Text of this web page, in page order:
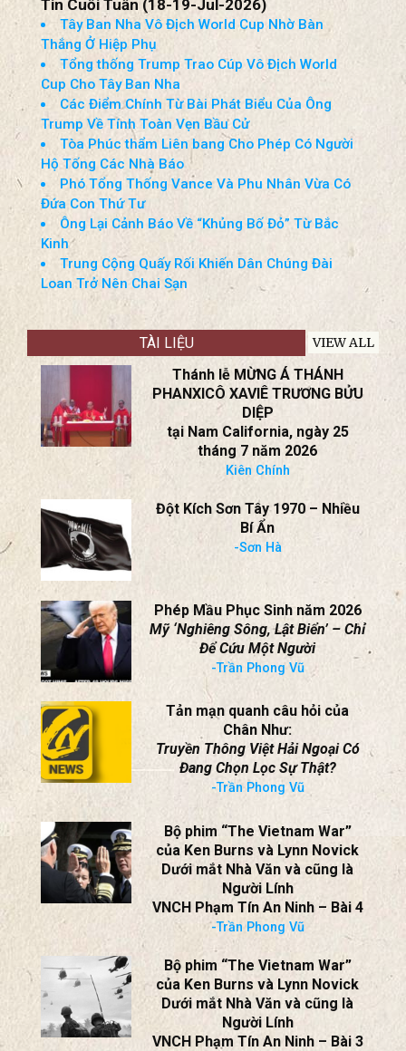
Tin Cuối Tuần (18-19-Jul-2026)
Tây Ban Nha Vô Địch World Cup Nhờ Bàn
Thắng Ở Hiệp Phụ
Tổng thống Trump Trao Cúp Vô Địch World
Cup Cho Tây Ban Nha
Các Điểm Chính Từ Bài Phát Biểu Của Ông
Trump Về Tính Toàn Vẹn Bầu Cử
Tòa Phúc thẩm Liên bang Cho Phép Có Người
Hộ Tống Các Nhà Báo
Phó Tổng Thống Vance Và Phu Nhân Vừa Có
Đứa Con Thứ Tư
Ông Lại Cảnh Báo Về “Khủng Bố Đỏ” Từ Bắc
Kinh
Trung Cộng Quấy Rối Khiến Dân Chúng Đài
Loan Trở Nên Chai Sạn
TÀI LIỆU VIEW ALL
Thánh lễ MỪNG Á THÁNH
PHANXICÔ XAVIÊ TRƯƠNG BỬU
DIỆP
tại Nam California, ngày 25
tháng 7 năm 2026
Kiên Chính
Đột Kích Sơn Tây 1970 – Nhiều
Bí Ẩn
-Sơn Hà
Phép Mầu Phục Sinh năm 2026
Mỹ ‘Nghiêng Sông, Lật Biển’ – Chỉ
Để Cứu Một Người
-Trần Phong Vũ
Tản mạn quanh câu hỏi của
Chân Như:
Truyền Thông Việt Hải Ngoại Có
Đang Chọn Lọc Sự Thật?
-Trần Phong Vũ
Bộ phim “The Vietnam War”
của Ken Burns và Lynn Novick
Dưới mắt Nhà Văn và cũng là
Người Lính
VNCH Phạm Tín An Ninh – Bài 4
-Trần Phong Vũ
Bộ phim “The Vietnam War”
của Ken Burns và Lynn Novick
Dưới mắt Nhà Văn và cũng là
Người Lính
VNCH Phạm Tín An Ninh – Bài 3